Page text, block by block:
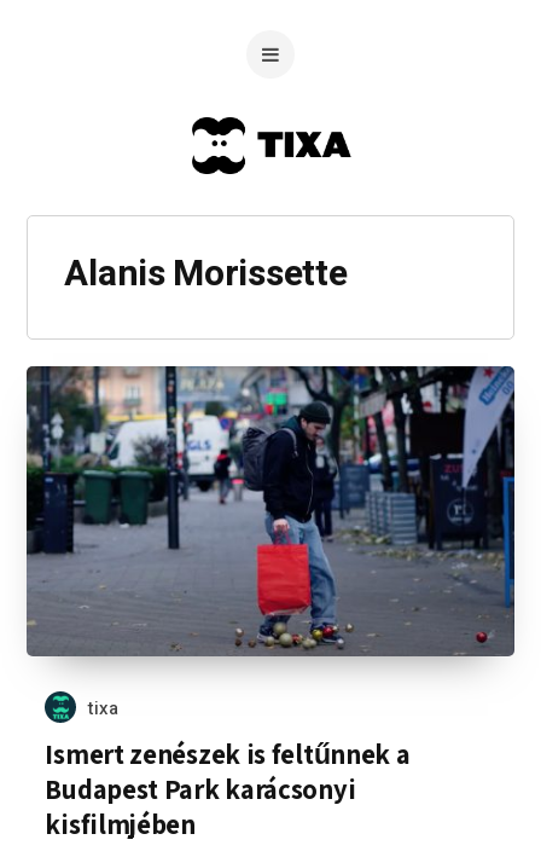
Alanis Morissette
tixa
Ismert zenészek is feltűnnek a
Budapest Park karácsonyi
kisfilmjében